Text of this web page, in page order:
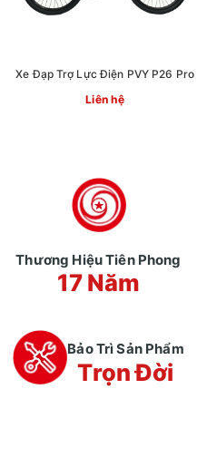
Xe Đạp Trợ Lực Điện PVY P26 Pro
Liên hệ
Thương Hiệu Tiên Phong
17 Năm
Bảo Trì Sản Phẩm
Trọn Đời